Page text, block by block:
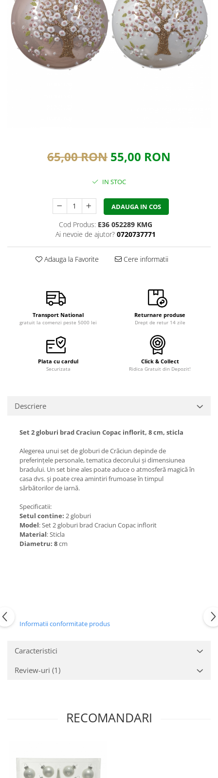
65,00 RON 55,00 RON
IN STOC
ADAUGA IN COS
Cod Produs: E36 052289 KMG
Ai nevoie de ajutor? 0720737771
Adauga la Favorite Cere informatii
Transport National
gratuit la comenzi peste 5000 lei
Returnare produse
Drept de retur 14 zile
Plata cu cardul
Securizata
Click & Collect
Ridica Gratuit din Depozit!
Descriere
Set 2 globuri brad Craciun Copac inflorit, 8 cm, sticla
Alegerea unui set de globuri de Crăciun depinde de
preferințele personale, tematica decorului și dimensiunea
bradului. Un set bine ales poate aduce o atmosferă magică în
casa dvs. și poate crea amintiri frumoase în timpul
sărbătorilor de iarnă.
Specificatii:
Setul contine: 2 globuri
Model: Set 2 globuri brad Craciun Copac inflorit
Material: Sticla
Diametru: 8cm
Informatii conformitate produs
Caracteristici
Review-uri (1)
RECOMANDARI